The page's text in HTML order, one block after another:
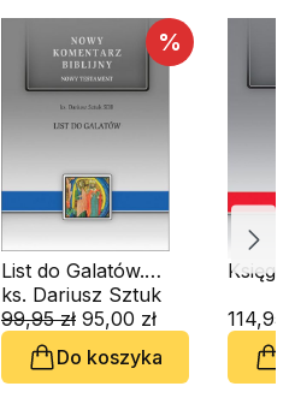
%
List do Galatów.
Nowy Komentarz
Biblijny. Tom IX
ks. Dariusz Sztuk
99,95 zł 95,00 zł
Do koszyka
Tom IV
114,95